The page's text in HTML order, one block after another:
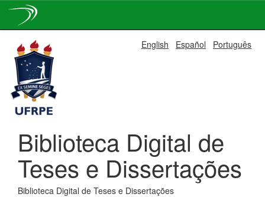
navigation
English Español Português
Biblioteca Digital de
Teses e Dissertações
Biblioteca Digital de Teses e Dissertações